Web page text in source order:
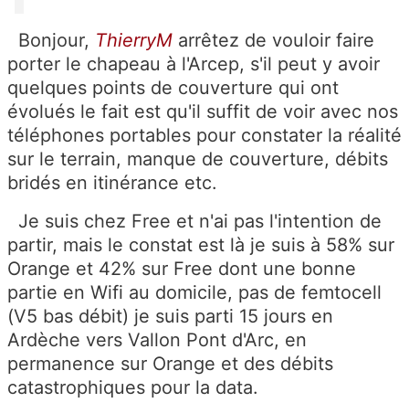
Bonjour, ThierryM arrêtez de vouloir faire
porter le chapeau à l'Arcep, s'il peut y avoir
quelques points de couverture qui ont
évolués le fait est qu'il suffit de voir avec nos
téléphones portables pour constater la réalité
sur le terrain, manque de couverture, débits
bridés en itinérance etc.
Je suis chez Free et n'ai pas l'intention de
partir, mais le constat est là je suis à 58% sur
Orange et 42% sur Free dont une bonne
partie en Wifi au domicile, pas de femtocell
(V5 bas débit) je suis parti 15 jours en
Ardèche vers Vallon Pont d'Arc, en
permanence sur Orange et des débits
catastrophiques pour la data.